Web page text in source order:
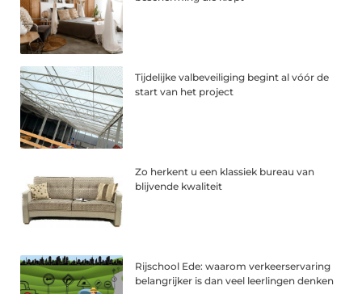
Tijdelijke valbeveiliging begint al vóór de
start van het project
Zo herkent u een klassiek bureau van
blijvende kwaliteit
Rijschool Ede: waarom verkeerservaring
belangrijker is dan veel leerlingen denken